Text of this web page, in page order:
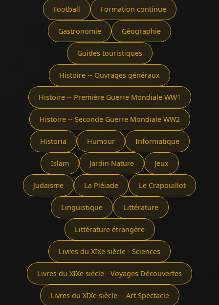
Football Formation continue
Gastronomie Géographie
Guides touristiques
Histoire -- Ouvrages généraux
Histoire -- Première Guerre Mondiale WW1
Histoire -- Seconde Guerre Mondiale WW2
Historia Humour Informatique
Islam Jardin Nature Jeux
Judaïsme La Pléïade Le Crapouillot
Linguistique Littérature
Littérature étrangère
Livres du XIXe siècle - Sciences
Livres du XIXe siècle - Voyages Découvertes
Livres du XIXe siècle -- Art Spectacle